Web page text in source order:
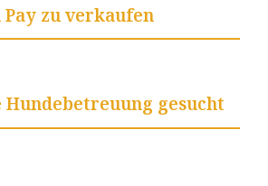
Pay zu verkaufen
gesucht